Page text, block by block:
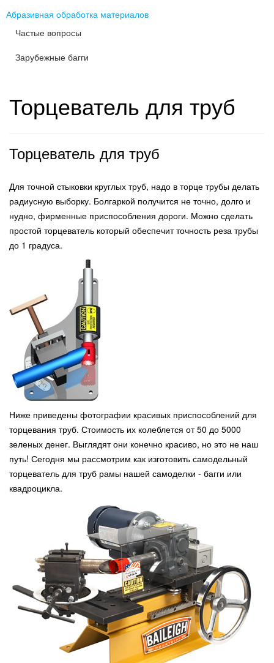
Абразивная обработка материалов
Частые вопросы
Зарубежные багги
Торцеватель для труб
Торцеватель для труб
Для точной стыковки круглых труб, надо в торце трубы делать
радиусную выборку. Болгаркой получится не точно, долго и
нудно, фирменные приспособления дороги. Можно сделать
простой торцеватель который обеспечит точность реза трубы
до 1 градуса.
Ниже приведены фотографии красивых приспособлений для
торцевания труб. Стоимость их колеблется от 50 до 5000
зеленых денег. Выглядят они конечно красиво, но это не наш
путь! Сегодня мы рассмотрим как изготовить самодельный
торцеватель для труб рамы нашей самоделки - багги или
квадроцикла.